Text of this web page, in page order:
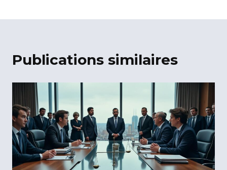
Publications similaires